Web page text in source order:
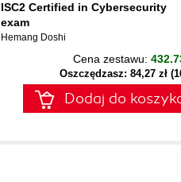
ISC2 Certified in Cybersecurity
exam
Hemang Doshi
Cena zestawu:
Oszczędzasz: 84,27 zł
Dodaj do